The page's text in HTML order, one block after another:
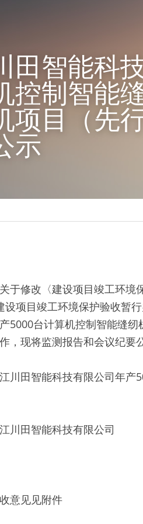
田智能科
控制智能
项目（先
示
于修改〈建设项目竣工环境
设项目竣工环境保护验收暂
5000台计算机控制智能缝
，现将监测报告和会议纪要
川田智能科技有限公司年产
川田智能科技有限公司
意见见附件